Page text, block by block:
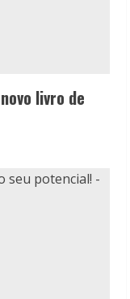
livro de